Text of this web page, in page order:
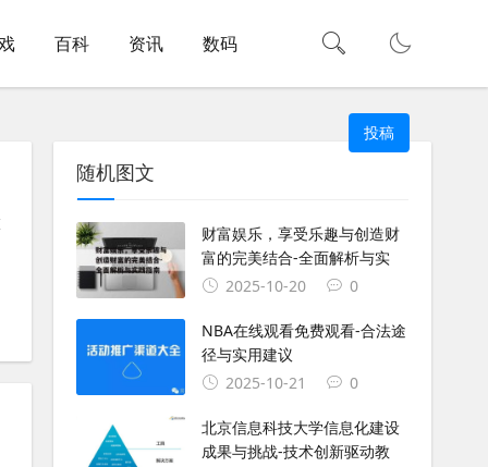
百科 资讯 数码
投稿
#状态码 #作用域 #api调用
随机图文
财富娱乐，享受乐趣与创造财
富的完美结合-全面解析与实
2025-10-20
0
NBA在线观看免费观看-合法途
径与实用建议
2025-10-21
0
北京信息科技大学信息化建设
成果与挑战-技术创新驱动教